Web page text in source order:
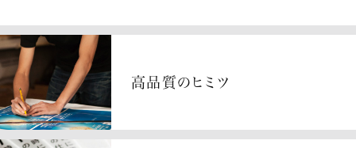
高品質のヒミツ